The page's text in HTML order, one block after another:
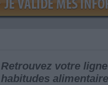
Retrouvez votre
habitudes